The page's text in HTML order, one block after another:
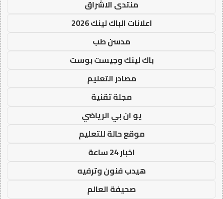
منتدى الاشراق
اعلانات الباك لينك 2026
مدسن طب
باك لينك وجيست بوست
مصادر التعليم
مجلة تقنية
يو ان بي الرياضي
موقع حالة للتعليم
اخبار 24 ساعة
هيدب فنون وترفيه
صحيفة العالم